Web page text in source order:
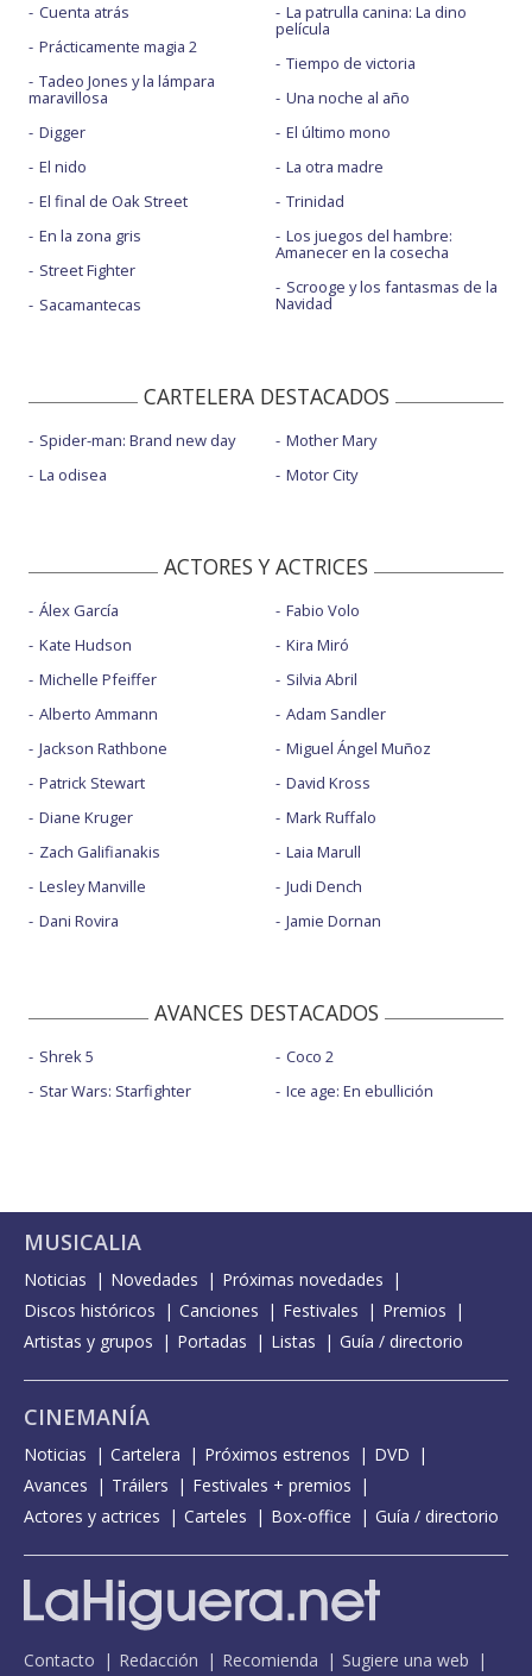
Cuenta atrás
Prácticamente magia 2
Tadeo Jones y la lámpara
maravillosa
Digger
El nido
El final de Oak Street
En la zona gris
Street Fighter
Sacamantecas
La patrulla canina: La dino
película
Tiempo de victoria
Una noche al año
El último mono
La otra madre
Trinidad
Los juegos del hambre:
Amanecer en la cosecha
Scrooge y los fantasmas de la
Navidad
CARTELERA DESTACADOS
Spider-man: Brand new day
La odisea
Mother Mary
Motor City
ACTORES Y ACTRICES
Álex García
Kate Hudson
Michelle Pfeiffer
Alberto Ammann
Jackson Rathbone
Patrick Stewart
Diane Kruger
Zach Galifianakis
Lesley Manville
Dani Rovira
Fabio Volo
Kira Miró
Silvia Abril
Adam Sandler
Miguel Ángel Muñoz
David Kross
Mark Ruffalo
Laia Marull
Judi Dench
Jamie Dornan
AVANCES DESTACADOS
Shrek 5
Star Wars: Starfighter
Coco 2
Ice age: En ebullición
MUSICALIA
Noticias Novedades
Próximas novedades
Discos históricos
Canciones Festivales
Premios
Artistas y grupos
Portadas Listas Guía / directorio
CINEMANÍA
Noticias Cartelera Próximos estrenos
DVD
Avances
Tráilers
Festivales + premios
Actores y actrices
Carteles Box-office Guía / directorio
Contacto Redacción Recomienda Sugiere una web